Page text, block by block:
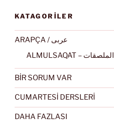
KATAGORİLER
ARAPÇA / عربى
ALMULSAQAT – الملصقات
BİR SORUM VAR
CUMARTESİ DERSLERİ
DAHA FAZLASI